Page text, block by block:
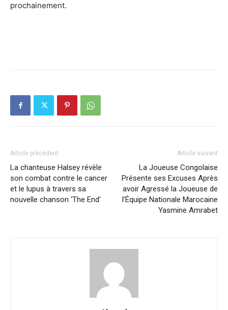
prochainement.
Article précédent
La chanteuse Halsey révèle
son combat contre le cancer
et le lupus à travers sa
nouvelle chanson ‘The End’
Article suivant
La Joueuse Congolaise
Présente ses Excuses Après
avoir Agressé la Joueuse de
l’Équipe Nationale Marocaine
Yasmine Amrabet